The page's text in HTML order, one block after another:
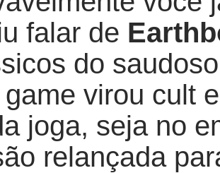
falar de
do
virou cult
joga, seja no
relançada